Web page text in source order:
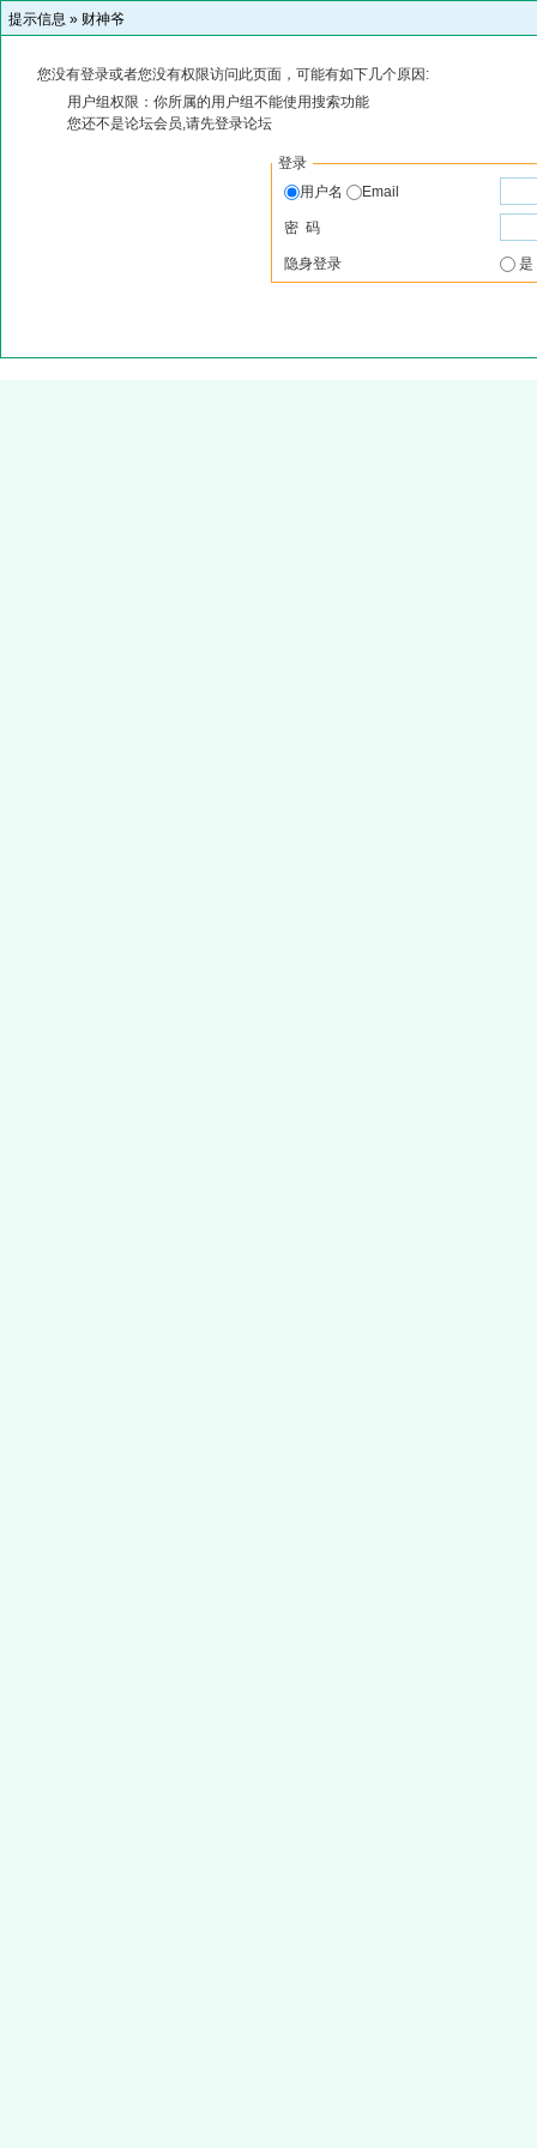
提示信息 » 财神爷
您没有登录或者您没有权限访问此页面，可能有如下几个原因:
用户组权限：你所属的用户组不能使用搜索功能
您还不是论坛会员,请先登录论坛
登录
用户名
Email
密 码
隐身登录